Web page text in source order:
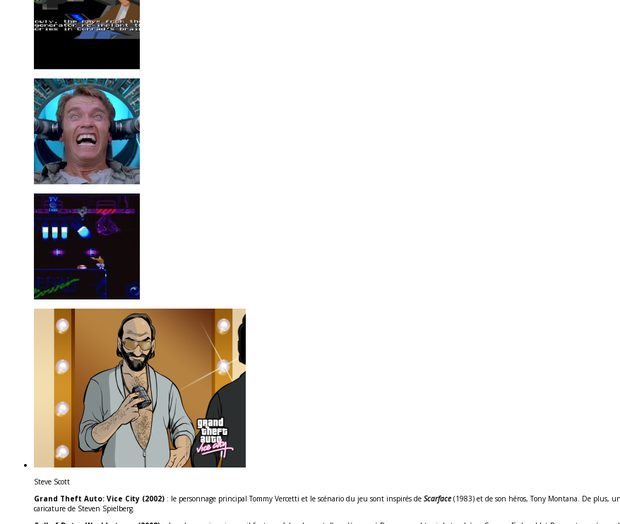
Steve Scott
Grand Theft Auto: Vice City (2002) : le personnage principal Tommy Vercetti et le scénario du jeu sont inspirés de Scarface (1983) et de son héros, Tony Montana. De plus,
caricature de Steven Spielberg.